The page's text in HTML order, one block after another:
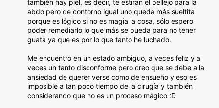
también hay piel, es decir, te estiran el pellejo para la
abdo pero de contorno igual uno queda más sueltita
porque es lógico si no es magia la cosa, sólo espero
poder remediarlo lo que más se pueda para no tener
guata ya que es por lo que tanto he luchado.
Me encuentro en un estado ambiguo, a veces feliz y a
veces un tanto disconforme pero creo que se debe a la
ansiedad de querer verse como de ensueño y eso es
imposible a tan poco tiempo de la cirugía y también
considerando que no es un proceso mágico :D